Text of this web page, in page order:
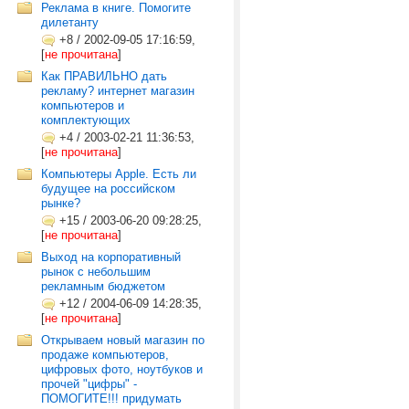
Реклама в книге. Помогите
дилетанту
+8 / 2002-09-05 17:16:59,
[не прочитана]
Как ПРАВИЛЬНО дать
рекламу? интернет магазин
компьютеров и
комплектующих
+4 / 2003-02-21 11:36:53,
[не прочитана]
Компьютеры Apple. Есть ли
будущее на российском
рынке?
+15 / 2003-06-20 09:28:25,
[не прочитана]
Выход на корпоративный
рынок с небольшим
рекламным бюджетом
+12 / 2004-06-09 14:28:35,
[не прочитана]
Открываем новый магазин по
продаже компьютеров,
цифровых фото, ноутбуков и
прочей "цифры" -
ПОМОГИТЕ!!! придумать